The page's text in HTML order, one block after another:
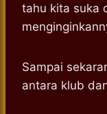
tahu kita suka
Sampai
antara klub